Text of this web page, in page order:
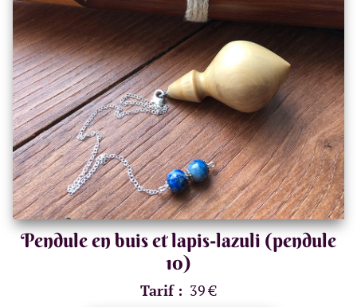
Pendule en buis et lapis-lazuli (pendule
10)
Tarif : 39 €